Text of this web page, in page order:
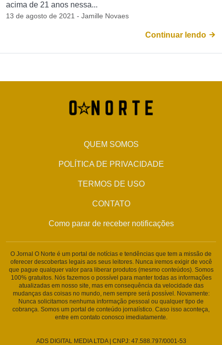
acima de 21 anos nessa...
13 de agosto de 2021 - Jamille Novaes
Continuar lendo
QUEM SOMOS
POLÍTICA DE PRIVACIDADE
TERMOS DE USO
CONTATO
Como parar de receber notificações
O Jornal O Norte é um portal de notícias e tendências que tem a missão de
oferecer descobertas legais aos seus leitores. Nunca iremos exigir de você
que pague qualquer valor para liberar produtos (mesmo conteúdos). Somos
100% gratuitos. Nós fazemos o possível para manter todas as informações
atualizadas em nosso site, mas em consequência da velocidade das
mudanças das coisas no mundo, nem sempre será possível. Novamente:
Nunca solicitamos nenhuma informação pessoal ou qualquer tipo de
cobrança. Somos um portal de conteúdo jornalístico. Caso isso aconteça,
entre em contato conosco imediatamente.
ADS DIGITAL MEDIA LTDA | CNPJ: 47.588.797/0001-53